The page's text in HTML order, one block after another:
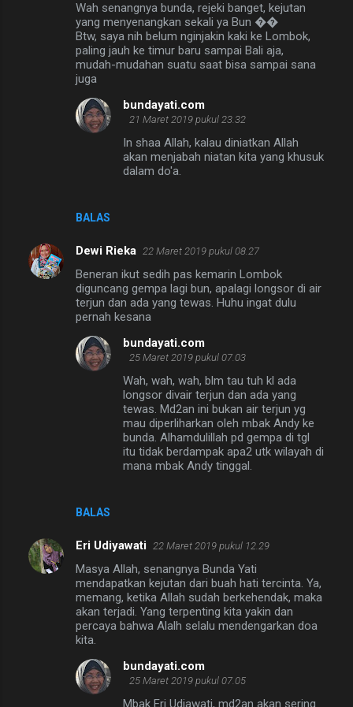
Wah senangnya bunda, rejeki banget, kejutan
yang menyenangkan sekali ya Bun ��
Btw, saya nih belum nginjakin kaki ke Lombok,
paling jauh ke timur baru sampai Bali aja,
mudah-mudahan suatu saat bisa sampai sana
juga
BALAS
bundayati.com
21 Maret 2019 pukul 23.32
In shaa Allah, kalau diniatkan Allah
akan menjabah niatan kita yang khusuk
dalam do'a.
Dewi Rieka 22 Maret 2019 pukul 08.27
Beneran ikut sedih pas kemarin Lombok
diguncang gempa lagi bun, apalagi longsor di air
terjun dan ada yang tewas. Huhu ingat dulu
pernah kesana
BALAS
bundayati.com
25 Maret 2019 pukul 07.03
Wah, wah, wah, blm tau tuh kl ada
longsor divair terjun dan ada yang
tewas. Md2an ini bukan air terjun yg
mau diperliharkan oleh mbak Andy ke
bunda. Alhamdulillah pd gempa di tgl
itu tidak berdampak apa2 utk wilayah di
mana mbak Andy tinggal.
Eri Udiyawati 22 Maret 2019 pukul 12.29
Masya Allah, senangnya Bunda Yati
mendapatkan kejutan dari buah hati tercinta. Ya,
memang, ketika Allah sudah berkehendak, maka
akan terjadi. Yang terpenting kita yakin dan
percaya bahwa Alalh selalu mendengarkan doa
kita.
bundayati.com
25 Maret 2019 pukul 07.05